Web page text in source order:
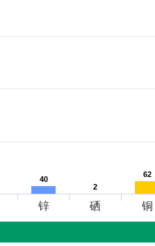
40
40
2
2
62
62
锌 硒 铜